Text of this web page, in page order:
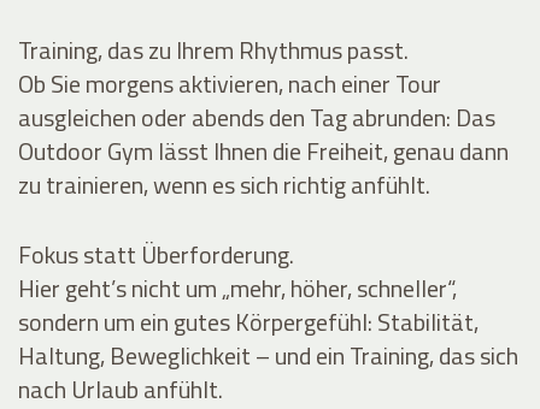
Training, das zu Ihrem Rhythmus passt.
Ob Sie morgens aktivieren, nach einer Tour
ausgleichen oder abends den Tag abrunden: Das
Outdoor Gym lässt Ihnen die Freiheit, genau dann
zu trainieren, wenn es sich richtig anfühlt.
Fokus statt Überforderung.
Hier geht’s nicht um „mehr, höher, schneller“,
sondern um ein gutes Körpergefühl: Stabilität,
Haltung, Beweglichkeit – und ein Training, das sich
nach Urlaub anfühlt.